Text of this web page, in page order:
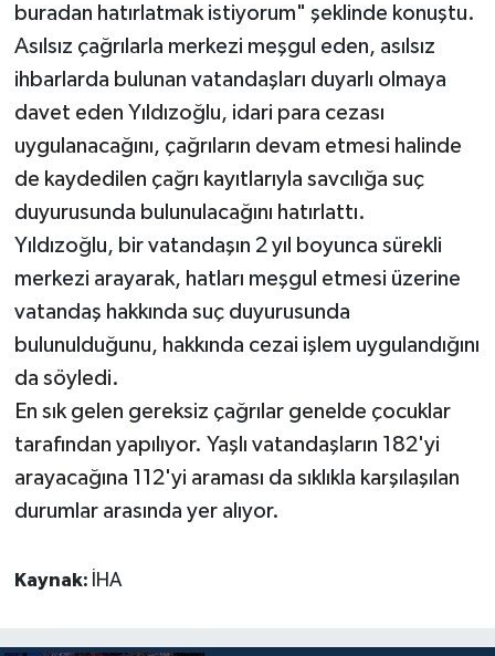
buradan hatırlatmak istiyorum" şeklinde konuştu.
Asılsız çağrılarla merkezi meşgul eden, asılsız
ihbarlarda bulunan vatandaşları duyarlı olmaya
davet eden Yıldızoğlu, idari para cezası
uygulanacağını, çağrıların devam etmesi halinde
de kaydedilen çağrı kayıtlarıyla savcılığa suç
duyurusunda bulunulacağını hatırlattı.
Yıldızoğlu, bir vatandaşın 2 yıl boyunca sürekli
merkezi arayarak, hatları meşgul etmesi üzerine
vatandaş hakkında suç duyurusunda
bulunulduğunu, hakkında cezai işlem uygulandığını
da söyledi.
En sık gelen gereksiz çağrılar genelde çocuklar
tarafından yapılıyor. Yaşlı vatandaşların 182'yi
arayacağına 112'yi araması da sıklıkla karşılaşılan
durumlar arasında yer alıyor.
Kaynak: İHA